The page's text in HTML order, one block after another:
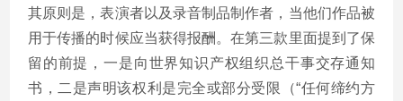
其原则是，表演者以及录音制品制作者，当他们作品被
用于传播的时候应当获得报酬。在第三款里面提到了保
留的前提，一是向世界知识产权组织总干事交存通知
书，二是声明该权利是完全或部分受限（“任何缔约方